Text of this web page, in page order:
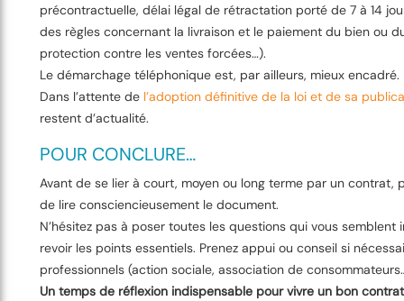
précontractuelle, délai légal de rétractation porté de 7 à 14
des règles concernant la livraison et le paiement du bien ou
protection contre les ventes forcées…).
Le démarchage téléphonique est, par ailleurs, mieux encadré.
Dans l’attente de l’adoption définitive de la loi et de sa
restent d’actualité.
POUR CONCLURE…
Avant de se lier à court, moyen ou long terme par un contrat,
de lire consciencieusement le document.
N’hésitez pas à poser toutes les questions qui vous semblent
revoir les points essentiels. Prenez appui ou conseil si
professionnels (action sociale, association de
Un temps de réflexion indispensable pour vivre un bon